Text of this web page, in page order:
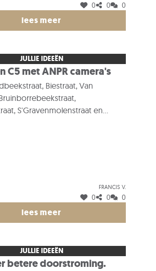
0 0 0
lees meer
JULLIE IDEEËN
C5 met ANPR camera's
Biestraat, Van
S'Gravenmolenstraat en
straat (aan de beide kanten)
(kruispunt met de
Rooststraat, aan beide
dat deze straten terug veilig en
Francis V.
0 0 0
lees meer
JULLIE IDEEËN
betere doorstroming.